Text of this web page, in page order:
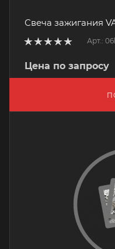
Свеча зажигания
Арт.:
Цена по запросу